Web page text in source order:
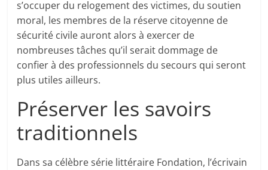
s’occuper du relogement des victimes, du soutien
moral, les membres de la réserve citoyenne de
sécurité civile auront alors à exercer de
nombreuses tâches qu’il serait dommage de
confier à des professionnels du secours qui seront
plus utiles ailleurs.
Préserver les savoirs
traditionnels
Dans sa célèbre série littéraire Fondation, l’écrivain